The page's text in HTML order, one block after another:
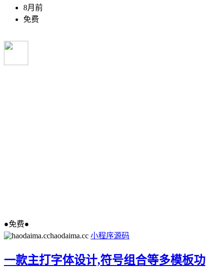
8月前
免费
●免费●
haodaima.cc 小程序源码
一款主打字体设计,符号组合等多模板功